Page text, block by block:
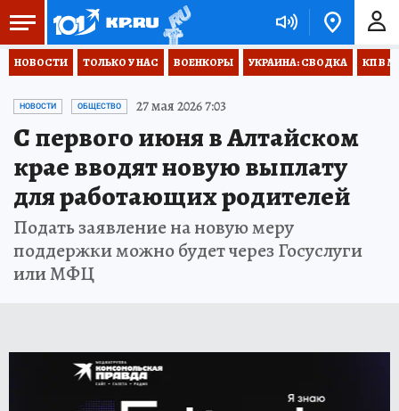
НОВОСТИ ТОЛЬКО У НАС ВОЕНКОРЫ УКРАИНА: СВОДКА КП В
НОВОСТИ ОБЩЕСТВО 27 мая 2026 7:03
С первого июня в Алтайском
крае вводят новую выплату
для работающих родителей
Подать заявление на новую меру
поддержки можно будет через Госуслуги
или МФЦ